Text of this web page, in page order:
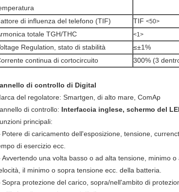
di influenza del telefono (TIF) TIF <50>
totale TGH/THC <1>
Regulation, stato di stabilità
≤±1%
continua di cortocircuito
300% (3
di controllo di Digital
del regolatore: Smartgen, di alto mare, ComAp
di controllo: Interfaccia inglese, schermo del
principali:
Potere di caricamento dell'esposizione, tensione,
di esercizio ecc.
Avvertendo una volta basso o ad alta tensione, minimo
il minimo o sopra tensione ecc. della batteria.
Sopra protezione del carico, sopra/nell'ambito di